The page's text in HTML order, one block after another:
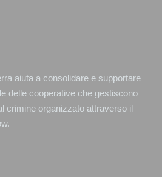
aiuta a consolidare e supportare
delle cooperative che gestiscono
crimine organizzato attraverso il